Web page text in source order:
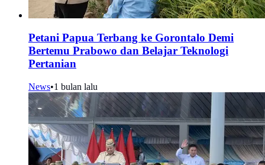
Petani Papua Terbang ke Gorontalo Demi
Bertemu Prabowo dan Belajar Teknologi
Pertanian
News•1 bulan lalu